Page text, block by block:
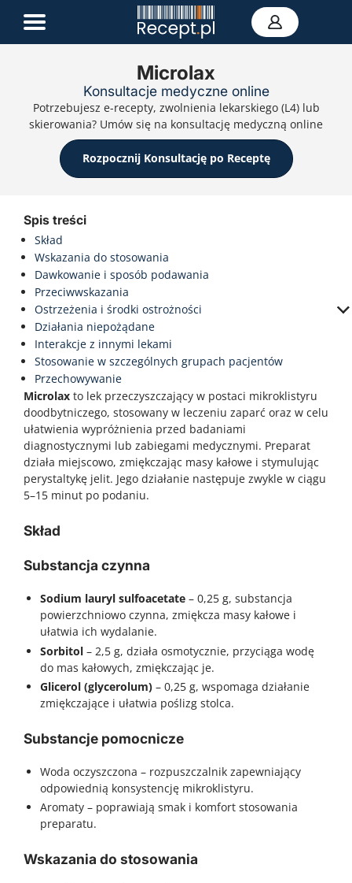
E-recepta
Zwolnienie L4
E-skierowanie
Teleporada
Portal zdrowia
Microlax
Konsultacje medyczne online
Potrzebujesz e-recepty, zwolnienia lekarskiego (L4) lub
skierowania? Umów się na konsultację medyczną online
Rozpocznij Konsultację po Receptę
Spis treści
Skład
Wskazania do stosowania
Dawkowanie i sposób podawania
Przeciwwskazania
Ostrzeżenia i środki ostrożności
Działania niepożądane
Interakcje z innymi lekami
Stosowanie w szczególnych grupach pacjentów
Przechowywanie
Microlax to lek przeczyszczający w postaci mikroklistyru
doodbytniczego, stosowany w leczeniu zaparć oraz w celu
ułatwienia wypróżnienia przed badaniami
diagnostycznymi lub zabiegami medycznymi. Preparat
działa miejscowo, zmiękczając masy kałowe i stymulując
perystaltykę jelit. Jego działanie następuje zwykle w ciągu
5–15 minut po podaniu.
Skład
Substancja czynna
Sodium lauryl sulfoacetate – 0,25 g, substancja
powierzchniowo czynna, zmiękcza masy kałowe i
ułatwia ich wydalanie.
Sorbitol – 2,5 g, działa osmotycznie, przyciąga wodę
do mas kałowych, zmiękczając je.
Glicerol (glycerolum) – 0,25 g, wspomaga działanie
zmiękczające i ułatwia poślizg stolca.
Substancje pomocnicze
Woda oczyszczona – rozpuszczalnik zapewniający
odpowiednią konsystencję mikroklistyru.
Aromaty – poprawiają smak i komfort stosowania
preparatu.
Wskazania do stosowania